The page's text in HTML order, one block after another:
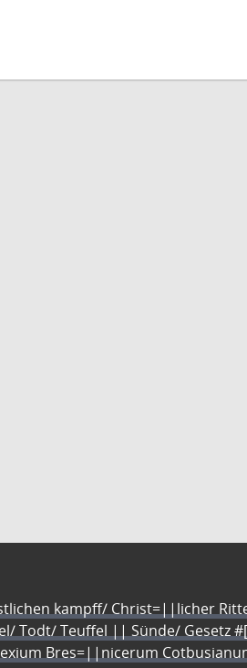
kampff/ Christ=||licher
Todt/ Teuffel || Sünde/ Gesetz
Bres=||nicerum